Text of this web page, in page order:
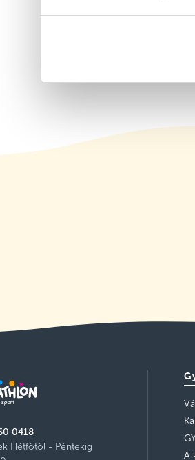
fejlesztése
0418
Hétfőtől - Péntekig
A